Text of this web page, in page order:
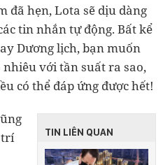
đã hẹn, Lota sẽ dịu dàng
tin nhắn tự động. Bất kể
Dương lịch, bạn muốn
với tần suất ra sao,
có thể đáp ứng được hết!
TIN LIÊN QUAN
trí